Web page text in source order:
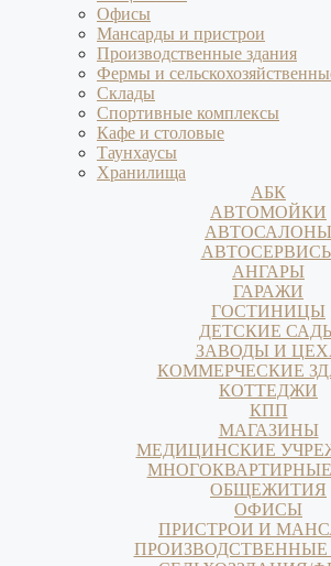
Офисы
Мансарды и пристрои
Производственные здания
Фермы и
Склады
Спортивные комплексы
Кафе и столовые
Таунхаусы
Хранилища
АБК
АВТОМОЙКИ
АВТОСАЛОНЫ
АНГАРЫ
ГАРАЖИ
ГОСТИНИЦЫ
ДЕТСКИЕ
ЗАВОДЫ И
КОММЕРЧЕСКИЕ
КОТТЕДЖИ
КПП
МАГАЗИНЫ
МЕДИЦИНСКИЕ
ОБЩЕЖИТИЯ
ОФИСЫ
ПРИСТРОИ И
ПРОИЗВОДСТВЕННЫЕ